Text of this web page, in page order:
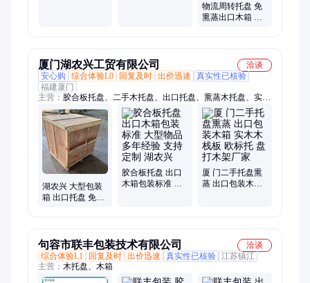
物流周转托盘 免
熏蒸出口木箱 定
厦门湖农兴工贸有限公司
洽谈
安心购
综合体验L0 回复及时 出价迅速
真实性已核验
福建厦门
主营： 胶合板托盘、二手木托盘、出口托盘、熏蒸木托盘、实木
托盘、厦门实木托盘、欧标托盘、美标托盘、实木木箱、胶合板
木箱、免熏蒸木箱、胶合板包装箱、木栈板
湖农兴 大型包装
箱 出口托盘 免熏
胶合板托盘 出口
木箱包装标准 大
厦 门二手托盘熏
蒸 出口包装木箱
句容市联丰包装技术有限公司
洽谈
综合体验L1
回复及时 出价迅速 真实性已核验 江苏镇江
主营： 木托盘、木箱